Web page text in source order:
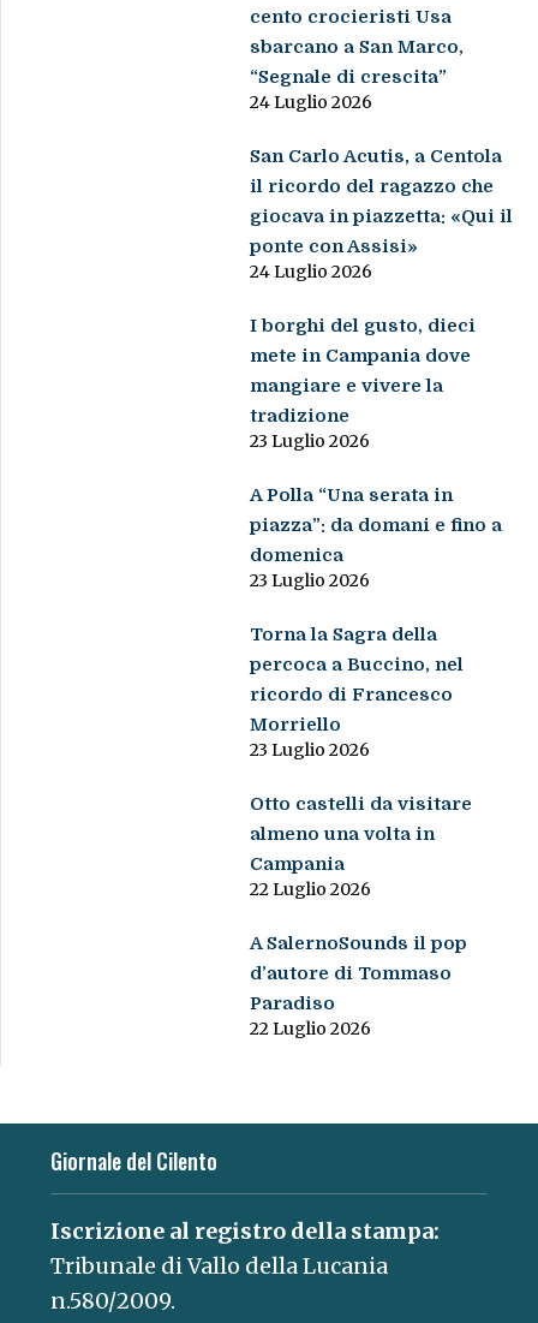
cento crocieristi Usa
sbarcano a San Marco,
“Segnale di crescita”
24 Luglio 2026
San Carlo Acutis, a Centola
il ricordo del ragazzo che
giocava in piazzetta: «Qui il
ponte con Assisi»
24 Luglio 2026
I borghi del gusto, dieci
mete in Campania dove
mangiare e vivere la
tradizione
23 Luglio 2026
A Polla “Una serata in
piazza”: da domani e fino a
domenica
23 Luglio 2026
Torna la Sagra della
percoca a Buccino, nel
ricordo di Francesco
Morriello
23 Luglio 2026
Otto castelli da visitare
almeno una volta in
Campania
22 Luglio 2026
A SalernoSounds il pop
d’autore di Tommaso
Paradiso
22 Luglio 2026
Giornale del Cilento
Iscrizione al registro della stampa:
Tribunale di Vallo della Lucania
n.580/2009.